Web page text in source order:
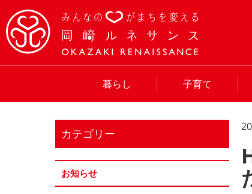
暮らし 子育て
カテゴリー
お知らせ